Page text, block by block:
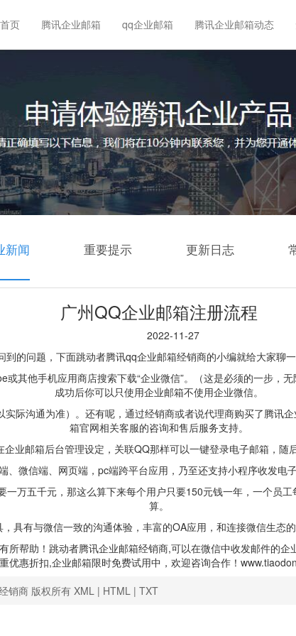
首页 腾讯企业邮箱 qq企业邮箱 腾讯企业邮箱动态
新闻 重要提示 更新日志
广州QQ企业邮箱注册流程
2022-11-27
问题，下面跳动者腾讯qq企业邮箱经销商的小编就给大家聊
他手机应用商店搜索下载“企业微信”。（这是必须的一步，
成功后你可以只使用企业邮箱不使用企业微信。
沟通为准）。还有呢，通过经销商或者说代理商购买了腾讯
箱官网相关客服的咨询和售后服务支持。
邮箱后台管理设定，关联QQ那样可以一键登录电子邮箱，随
微信端、网页端，pc端跨平台应用，乃至还支持小程序收发电子
万五千元，那这么算下来每个用户只要150元钱一年，一个员
算。
有与微信一致的沟通体验，丰富的OA应用，和连接微信生态
帮助！跳动者腾讯企业邮箱经销商,可以在微信中收发邮件的企
优惠折扣,企业邮箱限时免费试用中，欢迎咨询合作！
销商 版权所有XML | HTML |TXT